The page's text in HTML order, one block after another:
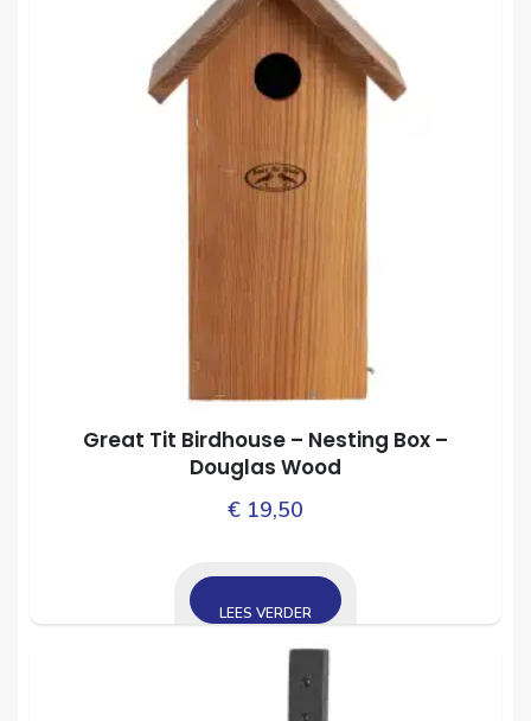
Great Tit Birdhouse – Nesting Box –
Douglas Wood
€ 19,50
LEES VERDER